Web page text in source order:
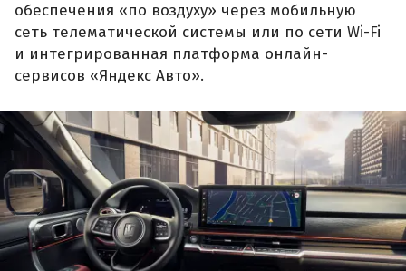
обеспечения «по воздуху» через мобильную
сеть телематической системы или по сети Wi-Fi
и интегрированная платформа онлайн-
сервисов «Яндекс Авто».